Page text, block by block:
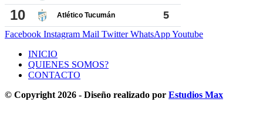
Facebook Instagram Mail Twitter WhatsAppYoutube
INICIO
QUIENES SOMOS?
CONTACTO
© Copyright 2026 - Diseño realizado por Estudios Max